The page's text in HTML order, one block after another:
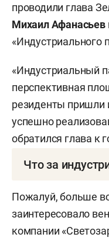
проводили глава
Михаил Афанасьев
«Индустриального
«Индустриальный
перспективная
резиденты пришли
успешно
обратился глава к
Что за
республике,
2011 года. Первая
поселке
Пожалуй, больше
заинтересовало
компании